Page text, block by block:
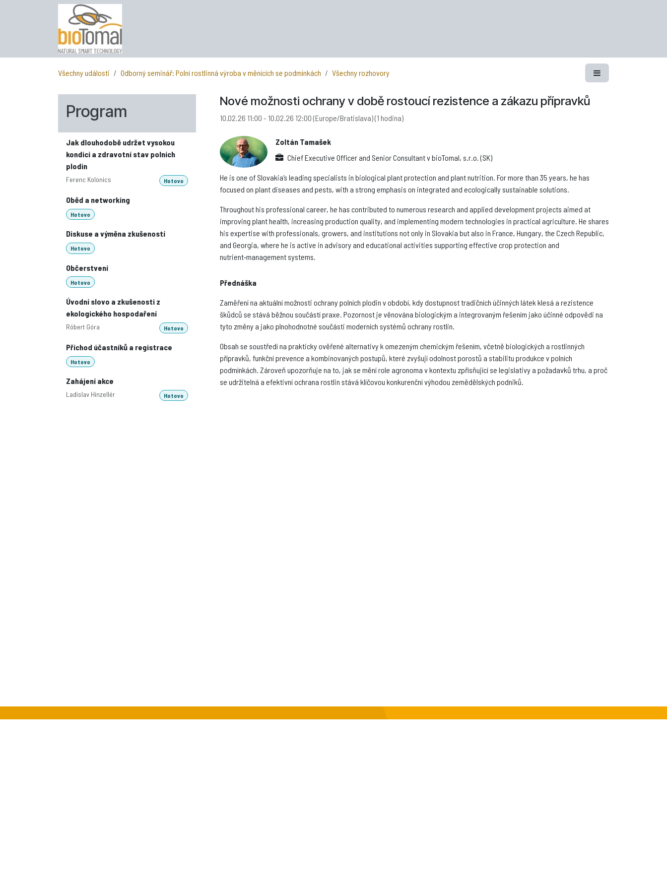
Všechny události Odborný seminář: Polní rostlinná výroba v měnících se podmínkách Všechny rozhovory
Program
Jak dlouhodobě udržet vysokou
kondici a zdravotní stav polních
plodin
Ferenc Kolonics Hotovo
Oběd a networking
Hotovo
Diskuse a výměna zkušeností
Hotovo
Občerstvení
Hotovo
Úvodní slovo a zkušenosti z
ekologického hospodaření
Róbert Góra Hotovo
Příchod účastníků a registrace
Hotovo
Zahájení akce
Ladislav Hinzellér Hotovo
Nové možnosti ochrany v době rostoucí rezistence a zákazu přípravků
10.02.26 11:00 - 10.02.26 12:00(Europe/Bratislava) (1 hodina)
Zoltán Tamašek
Chief Executive Officer and Senior ConsultantvbioTomal, s.r.o. (SK)
He is one of Slovakia’s leading specialists in biological plant protection and plant nutrition. For more than 35 years, he has
focused on plant diseases and pests, with a strong emphasis on integrated and ecologically sustainable solutions.
Throughout his professional career, he has contributed to numerous research and applied development projects aimed at
improving plant health, increasing production quality, and implementing modern technologies in practical agriculture. He shares
his expertise with professionals, growers, and institutions not only in Slovakia but also in France, Hungary, the Czech Republic,
and Georgia, where he is active in advisory and educational activities supporting effective crop protection and
nutrient‑management systems.
Přednáška
Zaměření na aktuální možnosti ochrany polních plodin v období, kdy dostupnost tradičních účinných látek klesá a rezistence
škůdců se stává běžnou součástí praxe. Pozornost je věnována biologickým a integrovaným řešením jako účinné odpovědi na
tyto změny a jako plnohodnotné součásti moderních systémů ochrany rostlin.
Obsah se soustředí na prakticky ověřené alternativy k omezeným chemickým řešením, včetně biologických a rostlinných
přípravků, funkční prevence a kombinovaných postupů, které zvyšují odolnost porostů a stabilitu produkce v polních
podmínkách. Zároveň upozorňuje na to, jak se mění role agronoma v kontextu zpřísňující se legislativy a požadavků trhu, a proč
se udržitelná a efektivní ochrana rostlin stává klíčovou konkurenční výhodou zemědělských podniků.